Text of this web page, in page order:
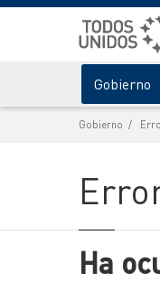
Gobierno
Gobierno
Ha